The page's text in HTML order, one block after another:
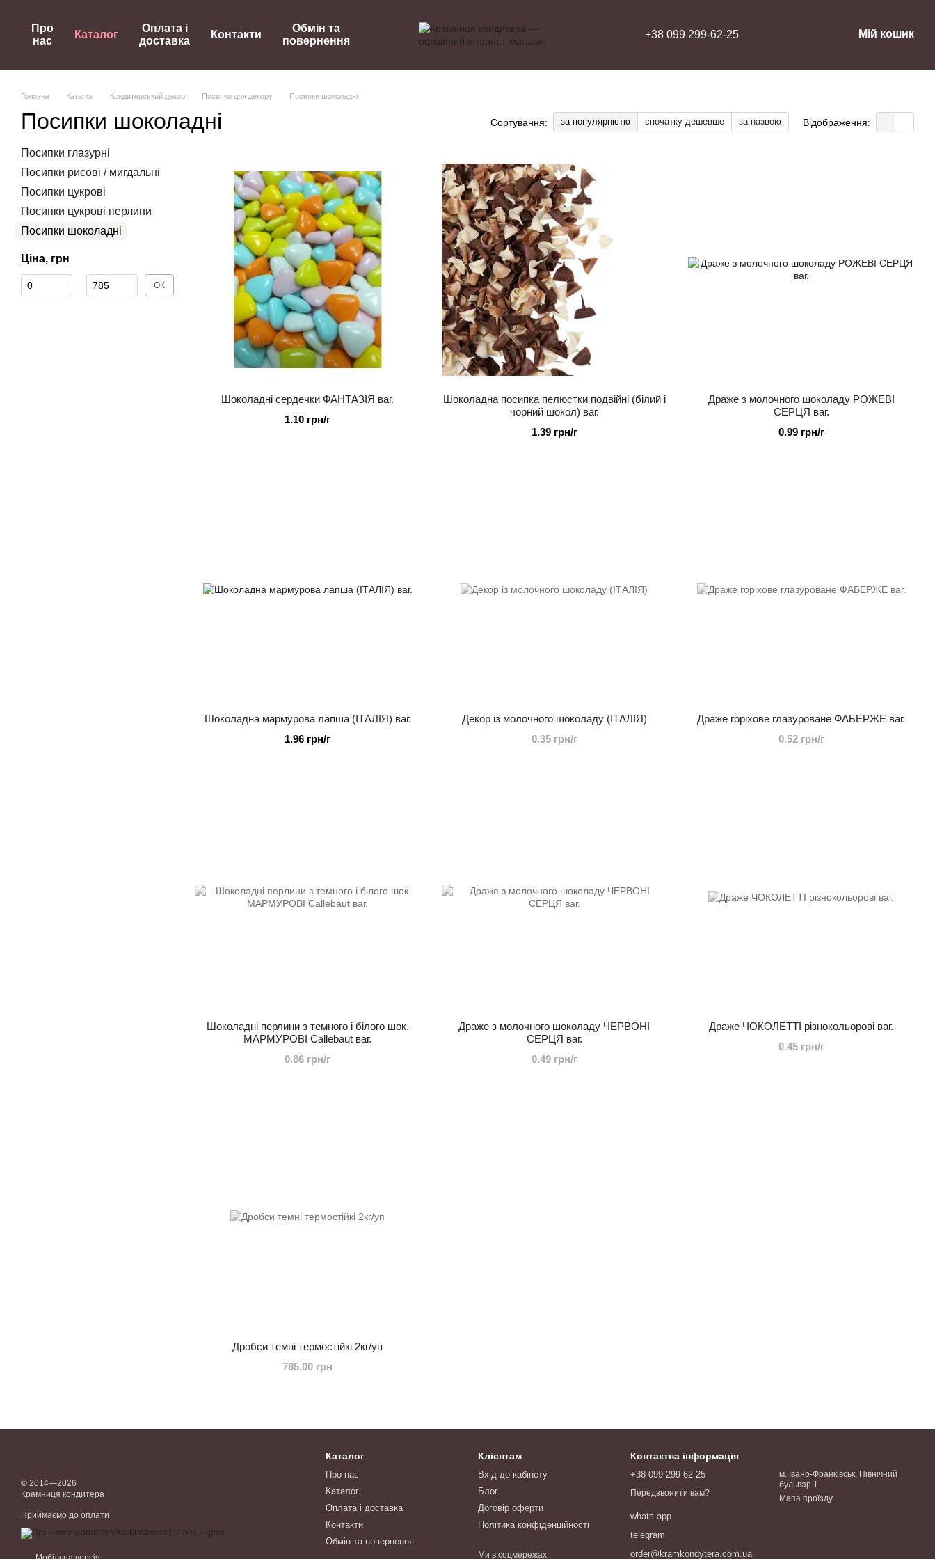
Про
нас
Каталог
Оплата і
доставка
Контакти
Обмін та
повернення
+38 099 299-62-25 Мій кошик
Головна Каталог Кондитерський декор Посипки для декору Посипки шоколадні
Посипки шоколадні Сортування: за популярністю спочатку дешевше за назвою Відображення:
Шоколадні сердечки ФАНТАЗІЯ ваг.
1.10 грн/г
Шоколадна посипка пелюстки подвійні (білий і
чорний шокол) ваг.
1.39 грн/г
Драже з молочного шоколаду РОЖЕВІ
СЕРЦЯ ваг.
0.99 грн/г
Шоколадна мармурова лапша (ІТАЛІЯ) ваг.
1.96 грн/г
Декор із молочного шоколаду (ІТАЛІЯ)
0.35 грн/г
Драже горіхове глазуроване ФАБЕРЖЕ ваг.
0.52 грн/г
Шоколадні перлини з темного і білого шок.
МАРМУРОВІ Callebaut ваг.
0.86 грн/г
Драже з молочного шоколаду ЧЕРВОНІ
СЕРЦЯ ваг.
0.49 грн/г
Драже ЧОКОЛЕТТІ різнокольорові ваг.
0.45 грн/г
Дробси темні термостійкі 2кг/уп
785.00 грн
Посипки глазурні
Посипки рисові / мигдальні
Посипки цукрові
Посипки цукрові перлини
Посипки шоколадні
Ціна, грн
Від Ціна, грн
До Ціна, грн ОК
© 2014—2026
Крамниця кондитера
Приймаємо до оплати
Каталог
Про нас
Каталог
Оплата і доставка
Контакти
Обмін та повернення
Клієнтам
Вхід до кабінету
Блог
Договір оферти
Політика конфіденційності
Ми в соцмережах
Контактна інформація
+38 099 299-62-25
Передзвонити вам?
whats-app
telegram
order@kramkondytera.com.ua
м. Івано-Франківськ, Північний
бульвар 1
Мапа проїзду